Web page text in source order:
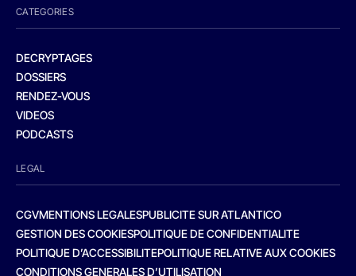
CATEGORIES
DECRYPTAGES
DOSSIERS
RENDEZ-VOUS
VIDEOS
PODCASTS
LEGAL
CGVMENTIONS LEGALESPUBLICITE SUR ATLANTICO
GESTION DES COOKIESPOLITIQUE DE CONFIDENTIALITE
POLITIQUE D’ACCESSIBILITEPOLITIQUE RELATIVE AUX COOKIES
CONDITIONS GENERALES D’UTILISATION